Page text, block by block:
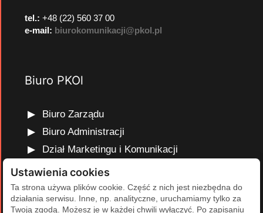
tel.: +48 (22) 560 37 00
e-mail: biurokomunikacji@pkol.pl
Biuro PKOl
Biuro Zarządu
Biuro Administracji
Dział Marketingu i Komunikacji
Dział Edukacji Olimpijskiej
Dział Finansów i Kadr
Dział Projektów Olimpijskich
Ustawienia cookies
Ta strona używa plików cookie. Część z nich jest niezbędna do
działania serwisu. Inne, np. analityczne, uruchamiamy tylko za
Twoją zgodą. Możesz je w każdej chwili wyłączyć. Po zapisaniu